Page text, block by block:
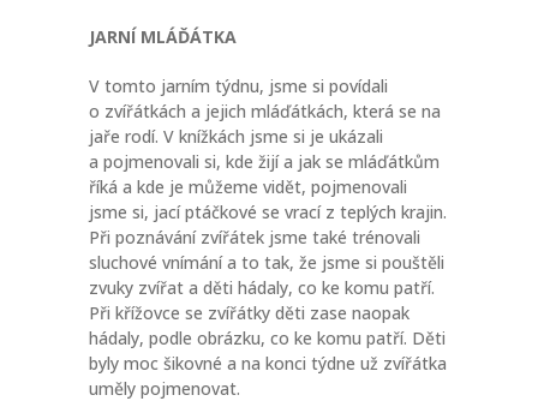
JARNÍ MLÁĎÁTKA
V tomto jarním týdnu, jsme si povídali
o zvířátkách a jejich mláďátkách, která se na
jaře rodí. V knížkách jsme si je ukázali
a pojmenovali si, kde žijí a jak se mláďátkům
říká a kde je můžeme vidět, pojmenovali
jsme si, jací ptáčkové se vrací z teplých krajin.
Při poznávání zvířátek jsme také trénovali
sluchové vnímání a to tak, že jsme si pouštěli
zvuky zvířat a děti hádaly, co ke komu patří.
Při křížovce se zvířátky děti zase naopak
hádaly, podle obrázku, co ke komu patří. Děti
byly moc šikovné a na konci týdne už zvířátka
uměly pojmenovat.